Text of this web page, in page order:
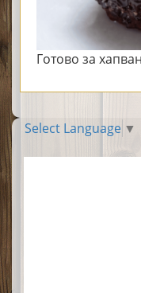
Готово за
Select Language ▼